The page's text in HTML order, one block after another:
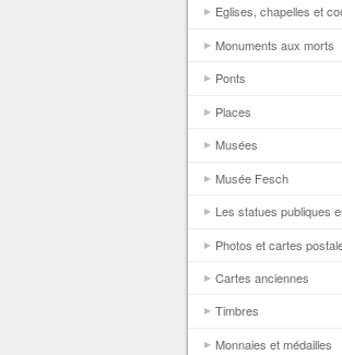
Eglises, chapelles et
Monuments aux morts
Ponts
Places
Musées
Musée Fesch
Les statues publiques
Photos et cartes
Cartes anciennes
Timbres
Monnaies et médailles